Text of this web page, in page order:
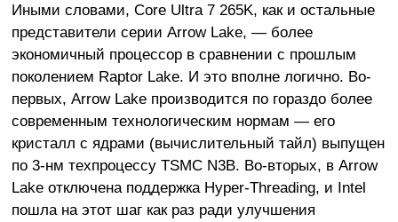
Иными словами, Core Ultra 7 265K, как и остальные
представители серии Arrow Lake, — более
экономичный процессор в сравнении с прошлым
поколением Raptor Lake. И это вполне логично. Во-
первых, Arrow Lake производится по гораздо более
современным технологическим нормам — его
кристалл с ядрами (вычислительный тайл) выпущен
по 3-нм техпроцессу TSMC N3B. Во-вторых, в Arrow
Lake отключена поддержка Hyper-Threading, и Intel
пошла на этот шаг как раз ради улучшения